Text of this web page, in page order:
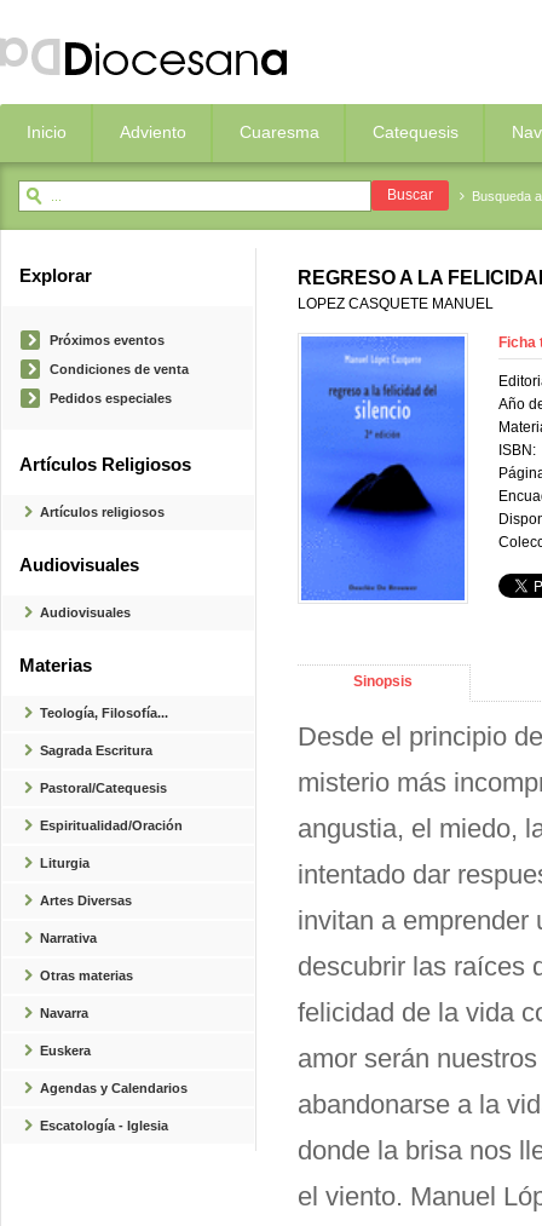
Inicio Adviento Cuaresma Catequesis
Busqueda
Explorar
Próximos eventos
Condiciones de venta
Pedidos especiales
Artículos Religiosos
Artículos religiosos
Audiovisuales
Audiovisuales
Materias
Teología, Filosofía...
Sagrada Escritura
Pastoral/Catequesis
Espiritualidad/Oración
Liturgia
Artes Diversas
Narrativa
Otras materias
Navarra
Euskera
Agendas y Calendarios
Escatología - Iglesia
REGRESO A LA
LOPEZ CASQUETE MANUEL
Ficha
Año
ISBN:
Sinopsis
Desde el principio
misterio más
angustia, el miedo,
intentado dar
invitan a emprender
descubrir las raíces
felicidad de la vida
amor serán
abandonarse a la
donde la brisa nos
el viento. Manuel